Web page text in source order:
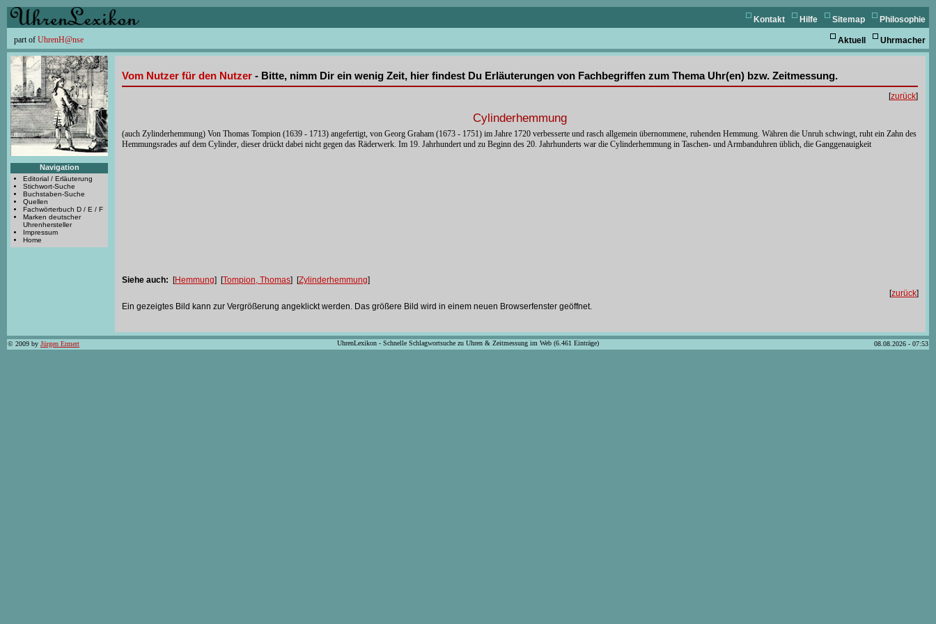
Philosophie
Sitemap
Hilfe
Kontakt
part of UhrenH@nse Uhrmacher
Aktuell
Navigation
Editorial / Erläuterung
Stichwort-Suche
Buchstaben-Suche
Quellen
Fachwörterbuch D / E / F
Marken deutscher
Uhrenhersteller
Impressum
Home
Vom Nutzer für den Nutzer - Bitte, nimm Dir ein wenig Zeit, hier findest Du Erläuterungen von Fachbegriffen zum Thema Uhr(en) bzw. Zeitmessung.
[zurück]
Cylinderhemmung
(auch Zylinderhemmung) Von Thomas Tompion (1639 - 1713) angefertigt, von Georg Graham (1673 - 1751) im Jahre 1720 verbesserte und rasch allgemein übernommene, ruhenden Hemmung. Währen die Unruh schwingt, ruht ein Zahn des
Hemmungsrades auf dem Cylinder, dieser drückt dabei nicht gegen das Räderwerk. Im 19. Jahrhundert und zu Beginn des 20. Jahrhunderts war die Cylinderhemmung in Taschen- und Armbanduhren üblich, die Ganggenauigkeit
Siehe auch: [Hemmung] [Tompion, Thomas] [Zylinderhemmung]
[zurück]
Ein gezeigtes Bild kann zur Vergrößerung angeklickt werden. Das größere Bild wird in einem neuen Browserfenster geöffnet.
© 2009 by Jürgen Ermert 08.08.2026 - 07:53
UhrenLexikon - Schnelle Schlagwortsuche zu Uhren & Zeitmessung im Web (6.461 Einträge)